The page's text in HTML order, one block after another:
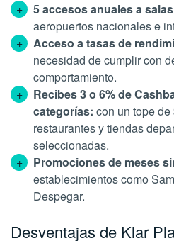
5 accesos anuales a
aeropuertos nacionales e
Acceso a tasas de
necesidad de cumplir con
comportamiento.
Recibes 3 o 6% de
categorías: con un tope
restaurantes y tiendas
seleccionadas.
Promociones de meses
establecimientos como
Despegar.
Desventajas de Klar